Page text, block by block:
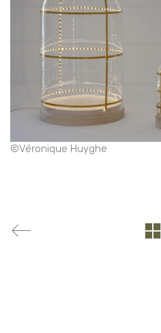
©Véronique Huyghe